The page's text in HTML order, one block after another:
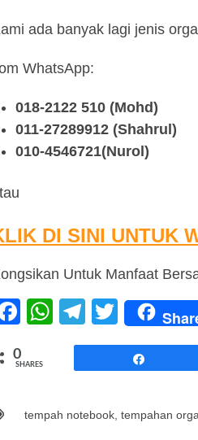
ada banyak lagi jenis
WhatsApp:
018-2122 510 (Mohd)
011-27289912 (Shahrul)
010-4546721(Nurol)
DI SINI UNTUK
Untuk Manfaat
F
c
b
W
at
A
T
el
e
a
T
wi
tt
0
SHARES
tempah notebook tempahan